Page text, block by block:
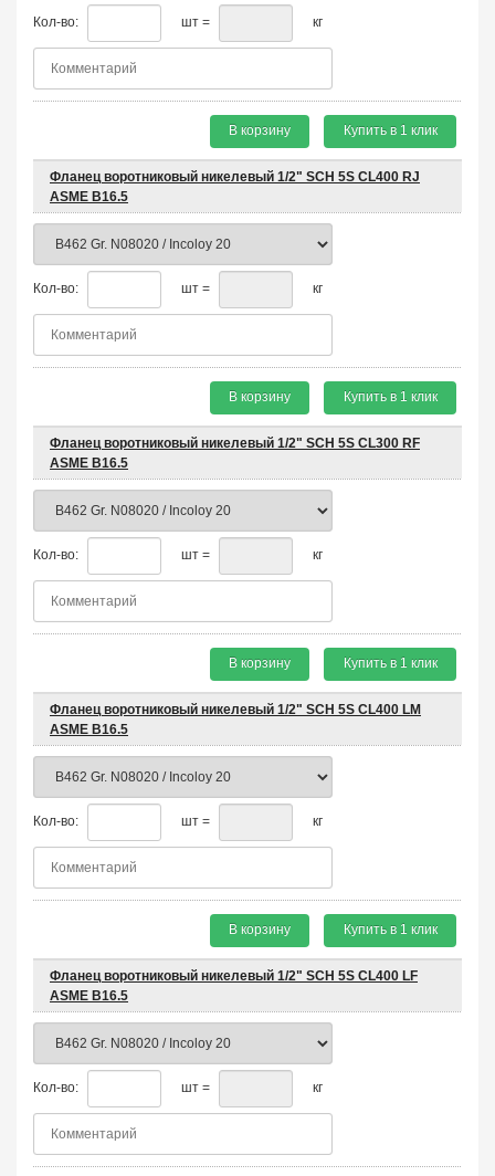
Кол-во: шт = кг
В корзину Купить в 1 клик
Фланец воротниковый никелевый 1/2" SCH 5S CL400 RJ
ASME B16.5
Кол-во: шт = кг
В корзину Купить в 1 клик
Фланец воротниковый никелевый 1/2" SCH 5S CL300 RF
ASME B16.5
Кол-во: шт = кг
В корзину Купить в 1 клик
Фланец воротниковый никелевый 1/2" SCH 5S CL400 LM
ASME B16.5
Кол-во: шт = кг
В корзину Купить в 1 клик
Фланец воротниковый никелевый 1/2" SCH 5S CL400 LF
ASME B16.5
Кол-во: шт = кг